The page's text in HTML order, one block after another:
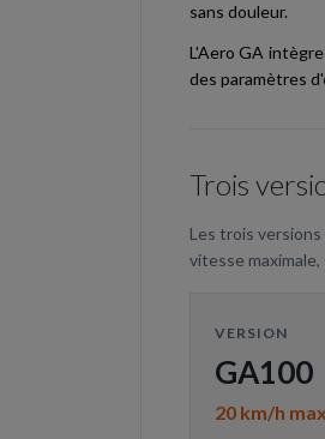
sans douleur.
L'Aero GA
des paramètres
Trois
Les trois
vitesse
VERSION
GA100
20 km/h